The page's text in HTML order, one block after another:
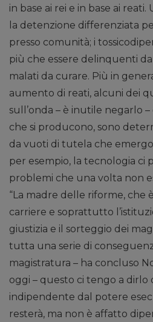
in base ai rei e in base ai
la detenzione differenziata
presso comunità; i
più che essere delinquenti
malati da curare. Più in
aumento di reati, alcuni dei
sull’onda – è inutile negarlo
che si producono, sono
da vuoti di tutela che
per esempio, la tecnologia ci
problemi che una volta non
“La madre delle riforme, che
carriere e soprattutto
giustizia e il sorteggio dei
tutta una serie di
magistratura – ha concluso
oggi – questo ci tengo a dirlo
indipendente dal potere
resterà, ma non è affatto